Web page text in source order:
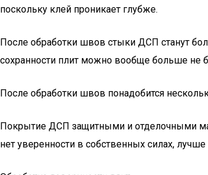
поскольку клей проникает глубже.
После обработки швов стыки ДСП станут
сохранности плит можно вообще больше не
После обработки швов понадобится
Покрытие ДСП защитными и отделочными
нет уверенности в собственных силах,